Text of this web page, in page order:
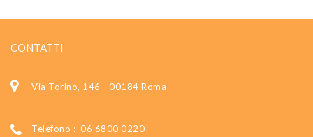
CONTATTI
Via Torino, 146 - 00184 Roma
Telefono : 06 6800 0220